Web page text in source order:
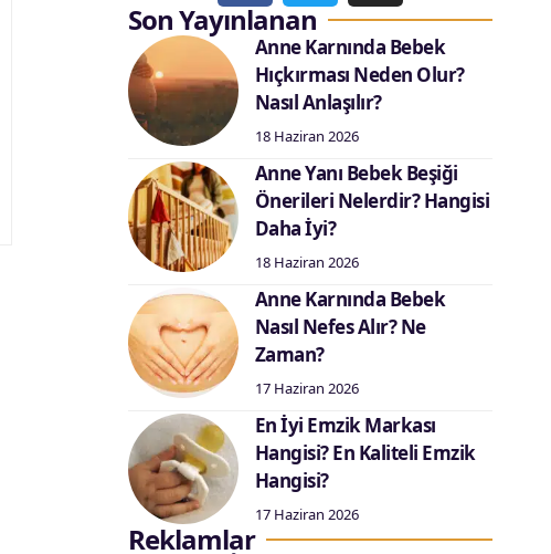
Son Yayınlanan
Anne Karnında Bebek
Hıçkırması Neden Olur?
Nasıl Anlaşılır?
18 Haziran 2026
Anne Yanı Bebek Beşiği
Önerileri Nelerdir? Hangisi
Daha İyi?
18 Haziran 2026
Anne Karnında Bebek
Nasıl Nefes Alır? Ne
Zaman?
17 Haziran 2026
En İyi Emzik Markası
Hangisi? En Kaliteli Emzik
Hangisi?
17 Haziran 2026
Reklamlar